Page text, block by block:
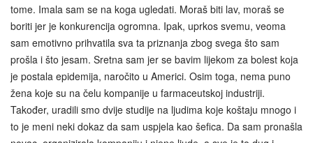
tome. Imala sam se na koga ugledati. Moraš biti lav, moraš se
boriti jer je konkurencija ogromna. Ipak, uprkos svemu, veoma
sam emotivno prihvatila sva ta priznanja zbog svega što sam
prošla i što jesam. Sretna sam jer se bavim lijekom za bolest koja
je postala epidemija, naročito u Americi. Osim toga, nema puno
žena koje su na čelu kompanije u farmaceutskoj industriji.
Također, uradili smo dvije studije na ljudima koje koštaju mnogo i
to je meni neki dokaz da sam uspjela kao šefica. Da sam pronašla